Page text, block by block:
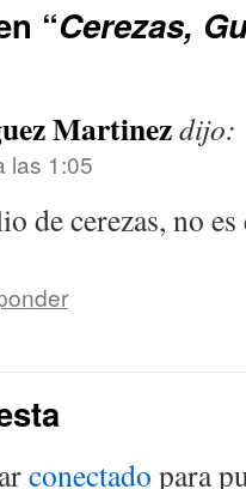
“Cerezas,
Martinezdijo:
las 1:05
de cerezas, no
conectado para